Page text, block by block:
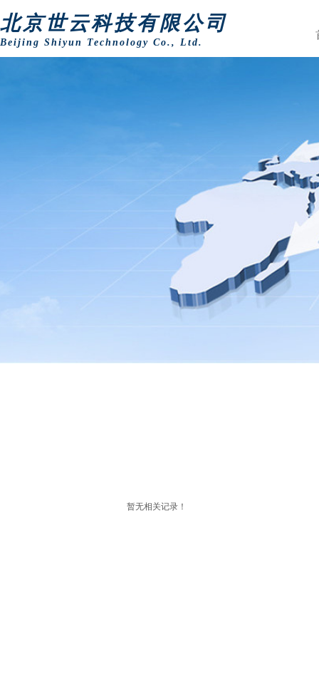
暂无相关记录！
北京世云科技有限公司
Beijing Shiyun Technology Co., Ltd.